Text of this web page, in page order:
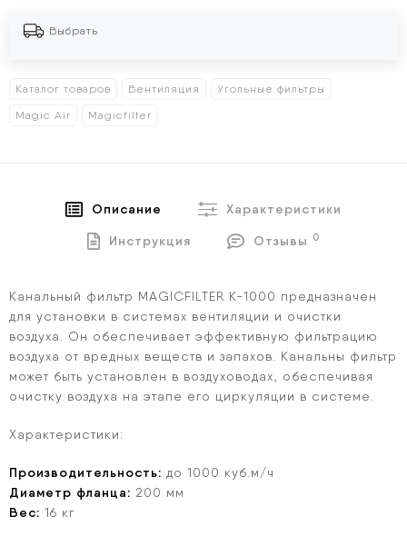
Выбрать
Каталог товаров Вентиляция Угольные фильтры
Magic Air Magicfilter
Описание
Характеристики
Инструкция
Отзывы 0
Канальный фильтр MAGICFILTER К-1000 предназначен
для установки в системах вентиляции и очистки
воздуха. Он обеспечивает эффективную фильтрацию
воздуха от вредных веществ и запахов. Канальны фильтр
может быть установлен в воздуховодах, обеспечивая
очистку воздуха на этапе его циркуляции в системе.
Характеристики:
Производительность: до 1000 куб.м/ч
Диаметр фланца: 200 мм
Вес: 16 кг